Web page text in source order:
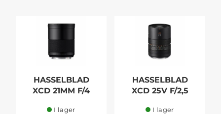
HASSELBLAD
XCD 21MM F/4
I lager
HASSELBLAD
XCD 25V F/2,5
I lager